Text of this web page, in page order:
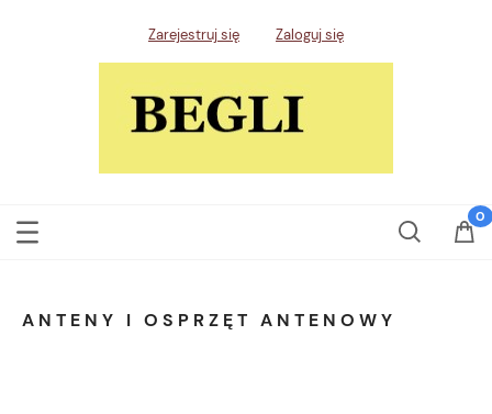
Zarejestruj się Zaloguj się
ANTENY I OSPRZĘT ANTENOWY